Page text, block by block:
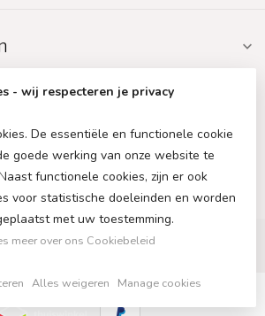
- wij respecteren je privacy
De essentiële en functionele cookie
goede werking van onze website te
functionele cookies, zijn er ook
voor statistische doeleinden en worden
met uw toestemming.
meer over ons Cookiebeleid
Alles weigeren Manage cookies